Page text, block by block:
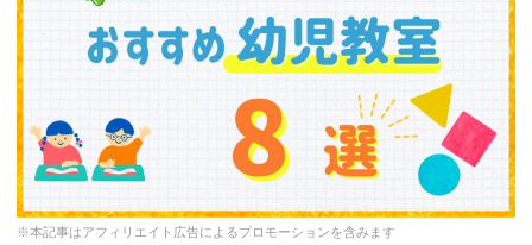
※本記事はアフィリエイト広告によるプロモーションを含みます